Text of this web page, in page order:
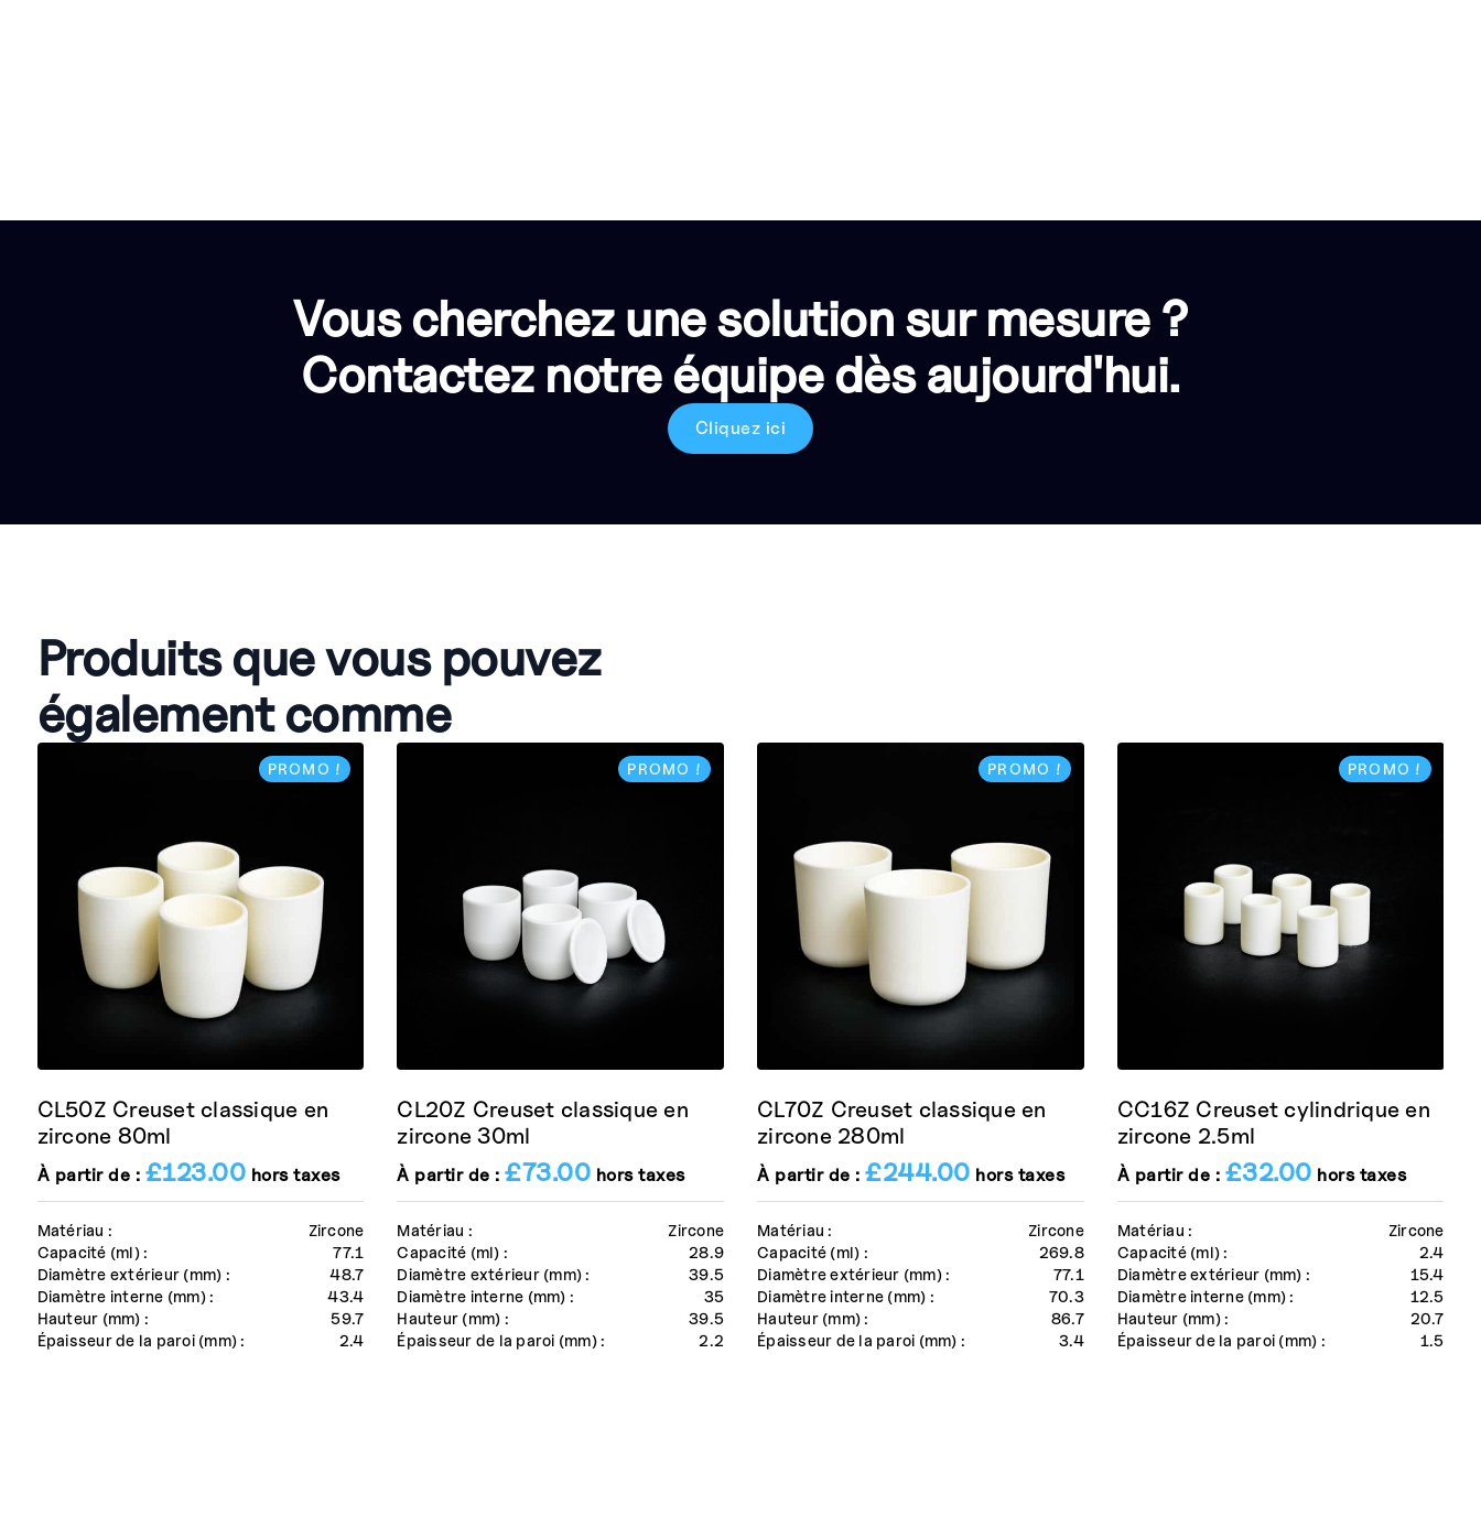
Vous cherchez une solution sur mesure ?
Contactez notre équipe dès aujourd'hui.
Cliquez ici
Produits que vous pouvez
également comme
PROMO !
Matériau :
Zircone
Capacité (ml) :
77.1
Diamètre extérieur (mm) :
48.7
Diamètre interne (mm) :
43.4
Hauteur (mm) :
59.7
Épaisseur de la paroi (mm) :
2.4
CL50Z Creuset classique en
zircone 80ml
À partir de : £123.00 hors taxes
PROMO !
Matériau :
Zircone
Capacité (ml) :
28.9
Diamètre extérieur (mm) :
39.5
Diamètre interne (mm) :
35
Hauteur (mm) :
39.5
Épaisseur de la paroi (mm) :
2.2
CL20Z Creuset classique en
zircone 30ml
À partir de :£73.00 hors taxes
PROMO !
Matériau :
Zircone
Capacité (ml) :
269.8
Diamètre extérieur (mm) :
77.1
Diamètre interne (mm) :
70.3
Hauteur (mm) :
86.7
Épaisseur de la paroi (mm) :
3.4
CL70Z Creuset classique en
zircone 280ml
À partir de :£244.00 hors taxes
PROMO !
Matériau :
Zircone
Capacité (ml) :
2.4
Diamètre extérieur (mm) :
15.4
Diamètre interne (mm) :
12.5
Hauteur (mm) :
20.7
Épaisseur de la paroi (mm) :
1.5
CC16Z Creuset cylindrique en
zircone 2.5ml
À partir de : £32.00 hors taxes